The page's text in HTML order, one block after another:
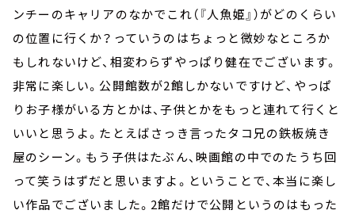
ンチーのキャリアのなかでこれ（『人魚姫』）がどのくらい
の位置に行くか？っていうのはちょっと微妙なところか
もしれないけど、相変わらずやっぱり健在でございます。
非常に楽しい。公開館数が2館しかないですけど、やっぱ
りお子様がいる方とかは、子供とかをもっと連れて行くと
いいと思うよ。たとえばさっき言ったタコ兄の鉄板焼き
屋のシーン。もう子供はたぶん、映画館の中でのたうち回
って笑うはずだと思いますよ。ということで、本当に楽し
い作品でございました。2館だけで公開というのはもった